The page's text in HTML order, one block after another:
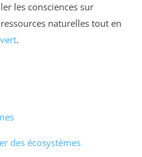
les consciences sur
naturelles tout en
.
des écosystèmes